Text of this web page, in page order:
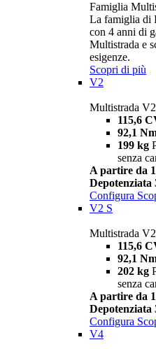
Famiglia
La famiglia di
con 4 anni di
Multistrada e
esigenze.
Scopri di più
V2
Multistrada V2
115,6
92,1
199 kg
senza
A partire da
Depotenziata
Configura
V2 S
Multistrada
115,6
92,1
202 kg
senza
A partire da
Depotenziata
Configura
V4